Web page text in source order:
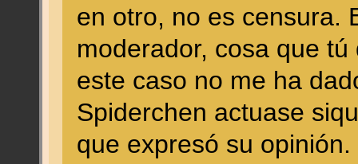
en otro, no es censura.
moderador, cosa que
este caso no me ha
Spiderchen actuase
que expresó su opinión.